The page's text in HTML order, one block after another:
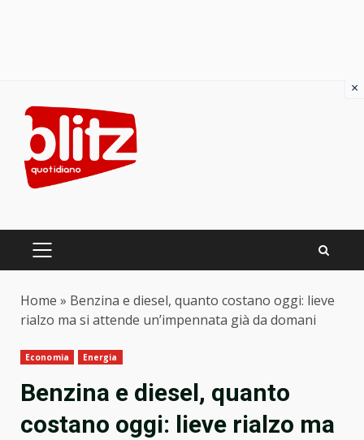
content
PRIMARY
Home » Benzina e diesel, quanto costano oggi: lieve
rialzo ma si attende un’impennata già da domani
Economia Energia
Benzina e diesel, quanto
costano oggi: lieve rialzo ma
×